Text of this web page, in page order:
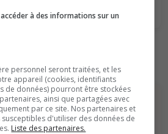
sur le serveur
à des informations sur un
personnel seront traitées, et les
appareil (cookies, identifiants
de données) pourront être stockées
ainsi que partagées avec
par ce site. Nos partenaires et
d'utiliser des données de
Liste des partenaires.